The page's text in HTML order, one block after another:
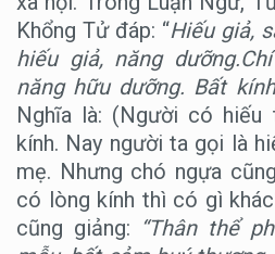
Khổng Tử đáp: “Hiếu giả,
hiếu giả, năng
năng hữu dưỡng. Bất
Nghĩa là: (Người có
kính. Nay người ta gọi là
mẹ. Nhưng chó ngựa
có lòng kính thì có gì
cũng giảng: “Thân thể